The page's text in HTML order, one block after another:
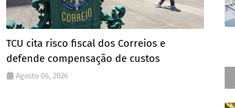
TCU cita risco fiscal dos Correios e
defende compensação de custos
Agosto 06, 2026